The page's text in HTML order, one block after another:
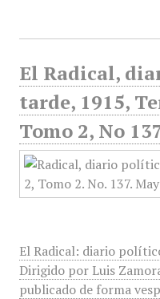
El Radical,
tarde, 1915,
Tomo 2, No
El Radical: diario
Dirigido por Luis
publicado de forma